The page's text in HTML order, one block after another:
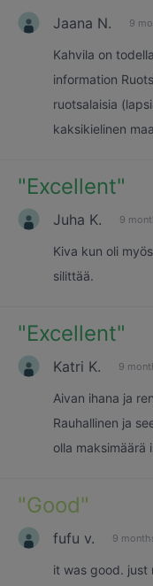
Jaana N. 9
Kahvila on
information
ruotsalaisia
kaksikielinen
"Excellent"
Juha K. 9
Kiva kun oli
silittää.
"Excellent"
Katri K. 9
Aivan ihana ja
Rauhallinen ja
olla maksimäärä
"Good"
fufu v. 9
it was good. just